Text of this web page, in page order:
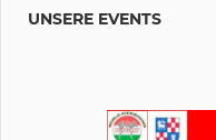
UNSERE EVENTS